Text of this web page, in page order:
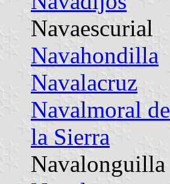
Navaescurial
Navahondilla
Navalacruz
Navalmoral de
la Sierra
Navalonguilla